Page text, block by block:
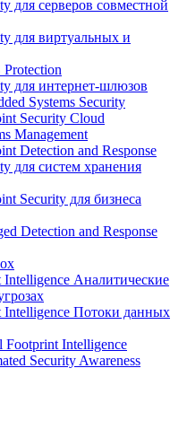
для серверов совместной
для виртуальных и
для интернет-шлюзов
Systems Security
Security Cloud
Management
Detection and Response
для систем хранения
Security для бизнеса
Detection and Response
Intelligence Аналитические
Intelligence Потоки данных
Footprint Intelligence
Security Awareness